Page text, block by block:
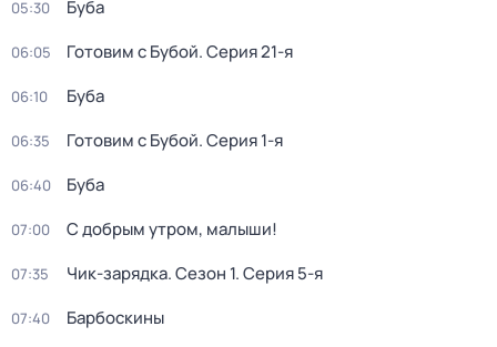
05:30 Буба
06:05 Готовим с Бубой. Серия 21-я
06:10 Буба
06:35 Готовим с Бубой. Серия 1-я
06:40 Буба
07:00 С добрым утром, малыши!
07:35 Чик-зарядка. Сезон 1. Серия 5-я
07:40 Барбоскины